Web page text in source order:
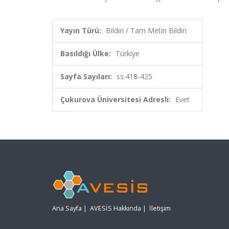
Yayın Türü: Bildiri / Tam Metin Bildiri
Basıldığı Ülke: Türkiye
Sayfa Sayıları: ss.418-425
Çukurova Üniversitesi Adresli: Evet
Ana Sayfa | AVESİS Hakkında | İletişim